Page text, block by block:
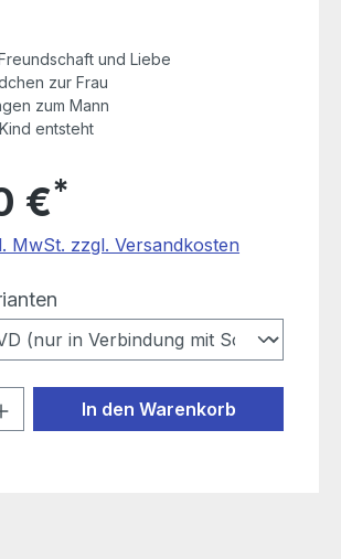
und Liebe
zur Frau
zum Mann
entsteht
€*
MwSt. zzgl. Versandkosten
Anzahl: Gib den
In den Warenkorb